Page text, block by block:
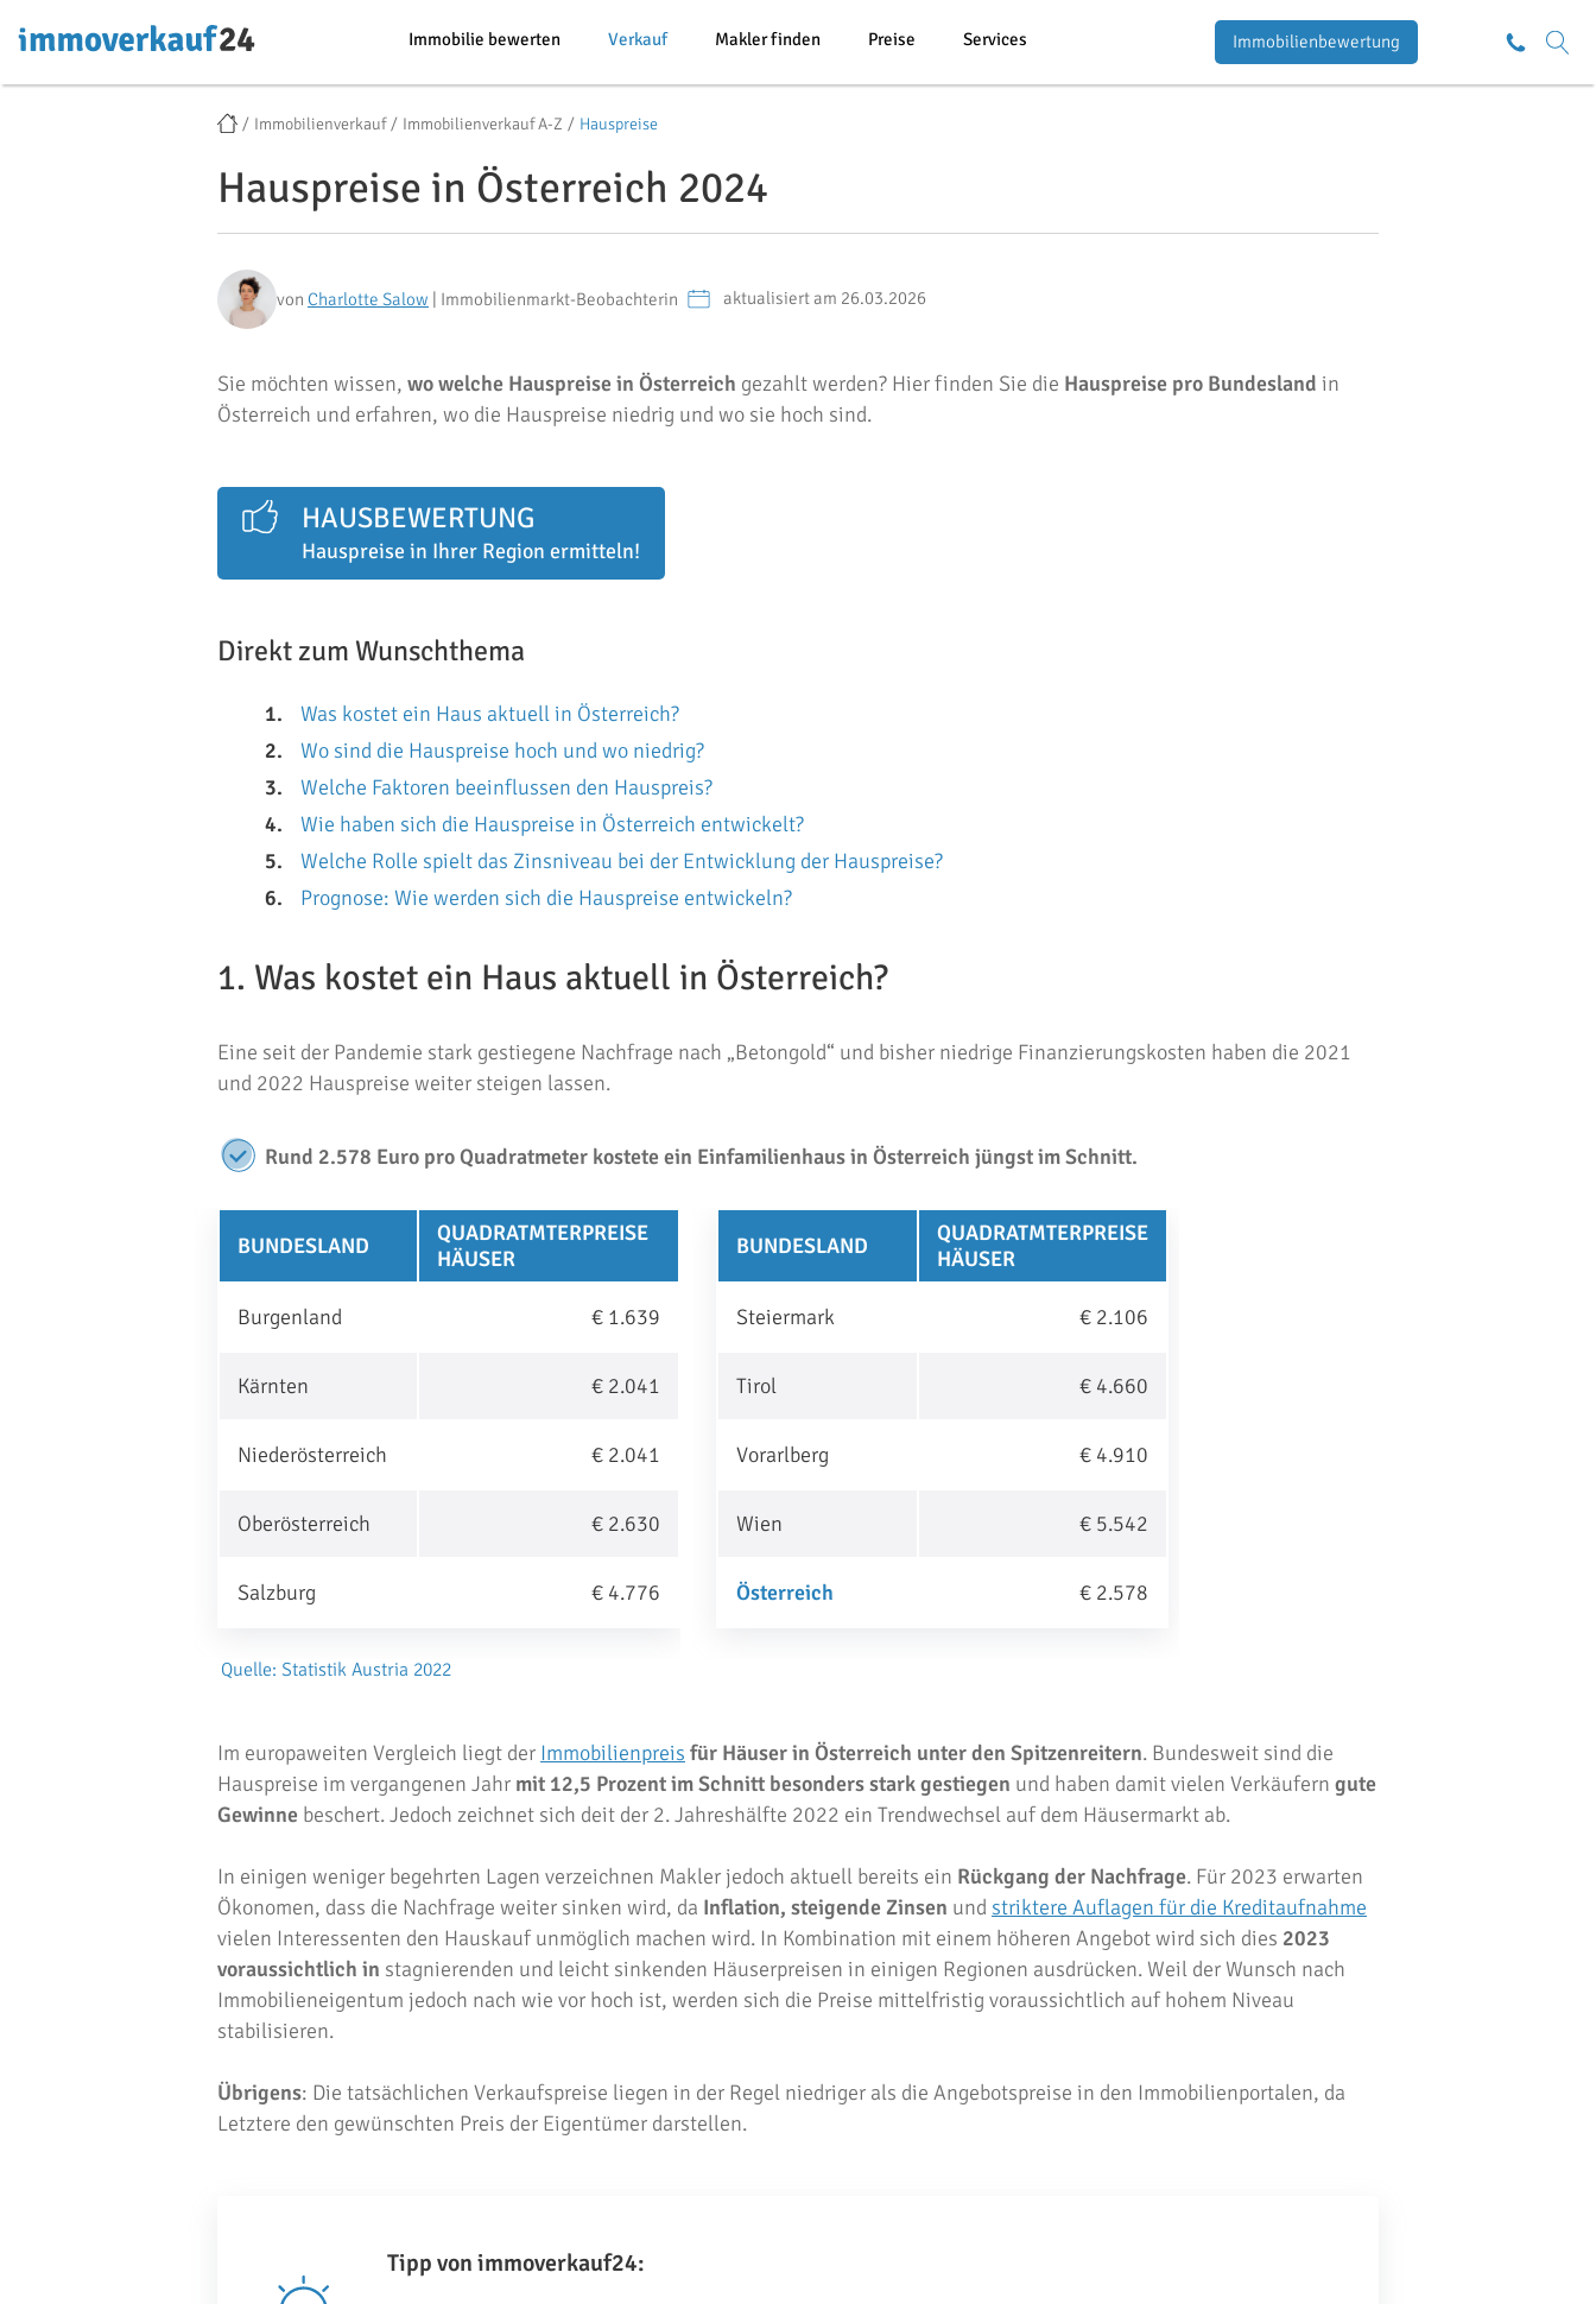
Immobilie bewerten Verkauf Makler finden Preise Services Immobilienbewertung
Immobilienverkauf Immobilienverkauf A-Z Hauspreise
Hauspreise in Österreich 2024
von Charlotte Salow | Immobilienmarkt-Beobachterin aktualisiert am 26.03.2026
Sie möchten wissen, wowelche Hauspreise in Österreich gezahlt werden? Hier finden Sie die Hauspreise pro Bundesland in
Österreich und erfahren, wo die Hauspreise niedrig und wo sie hoch sind.
HAUSBEWERTUNG
Hauspreise in Ihrer Region ermitteln!
Direkt zum Wunschthema
Was kostet ein Haus aktuell in Österreich?
Wo sind die Hauspreise hoch und wo niedrig?
Welche Faktoren beeinflussen den Hauspreis?
Wie haben sich die Hauspreise in Österreich entwickelt?
Welche Rolle spielt das Zinsniveau bei der Entwicklung der Hauspreise?
Prognose: Wie werden sich die Hauspreise entwickeln?
1. Was kostet ein Haus aktuell in Österreich?
Eine seit der Pandemie stark gestiegene Nachfrage nach „Betongold“ und bisher niedrige Finanzierungskosten haben die 2021
und 2022 Hauspreise weiter steigen lassen.
Rund 2.578 Euro pro Quadratmeter kostete ein Einfamilienhaus in Österreich jüngst im Schnitt.
BUNDESLAND
QUADRATMTERPREISE
HÄUSER
Burgenland € 1.639
Kärnten € 2.041
Niederösterreich € 2.041
Oberösterreich € 2.630
Salzburg € 4.776
Quelle: Statistik Austria 2022
BUNDESLAND
QUADRATMTERPREISE
HÄUSER
Steiermark € 2.106
Tirol € 4.660
Vorarlberg € 4.910
Wien € 5.542
Österreich € 2.578
Im europaweiten Vergleich liegt der Immobilienpreis für Häuser in Österreich unter den Spitzenreitern. Bundesweit sind die
Hauspreise im vergangenen Jahr mit 12,5 Prozent im Schnitt besonders stark gestiegen und haben damit vielen Verkäufern gute
Gewinne beschert. Jedoch zeichnet sich deit der 2. Jahreshälfte 2022 ein Trendwechsel auf dem Häusermarkt ab.
In einigen weniger begehrten Lagen verzeichnen Makler jedoch aktuell bereits ein Rückgang der Nachfrage. Für 2023 erwarten
Ökonomen, dass die Nachfrage weiter sinken wird, da Inflation, steigende Zinsen und striktere Auflagen für die Kreditaufnahme
vielen Interessenten den Hauskauf unmöglich machen wird. In Kombination mit einem höheren Angebot wird sich dies 2023
voraussichtlich in stagnierenden und leicht sinkenden Häuserpreisen in einigen Regionen ausdrücken. Weil der Wunsch nach
Immobilieneigentum jedoch nach wie vor hoch ist, werden sich die Preise mittelfristig voraussichtlich auf hohem Niveau
stabilisieren.
Übrigens: Die tatsächlichen Verkaufspreise liegen in der Regel niedriger als die Angebotspreise in den Immobilienportalen, da
Letztere den gewünschten Preis der Eigentümer darstellen.
Tipp von immoverkauf24: